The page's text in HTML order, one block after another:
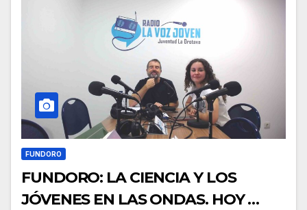
FUNDORO
FUNDORO: LA CIENCIA Y LOS
JÓVENES EN LAS ONDAS. HOY …